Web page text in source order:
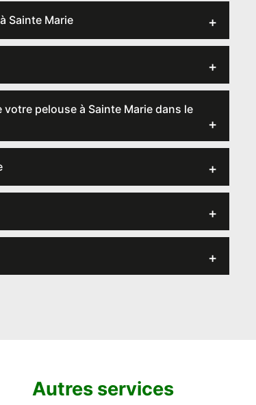
Sainte Marie
pelouse à Sainte Marie dans le
Autres services